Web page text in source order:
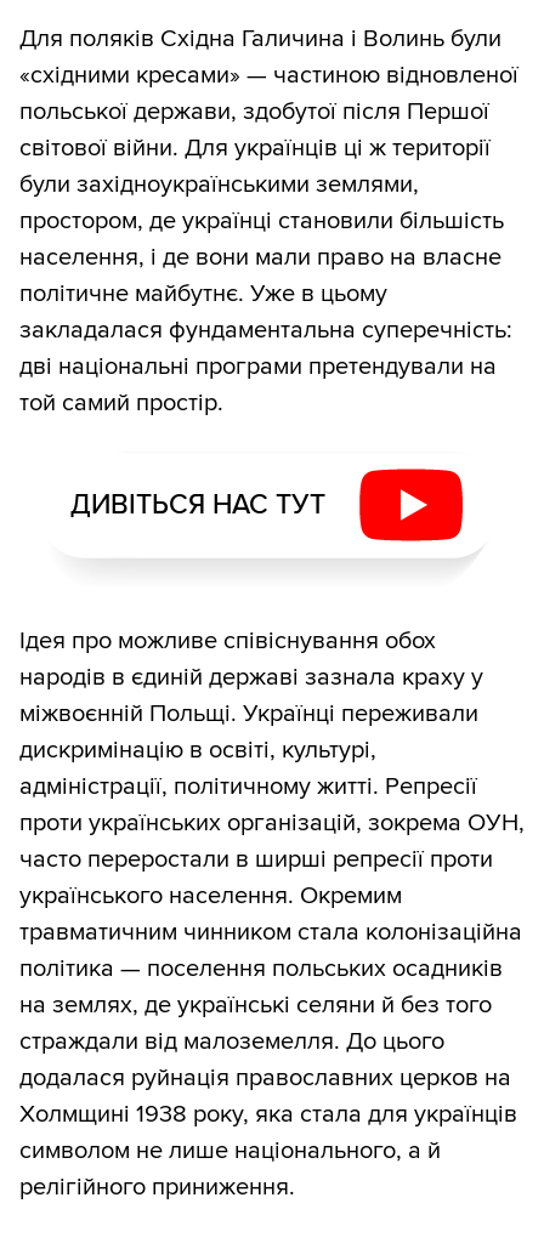
Для поляків Східна Галичина і Волинь були
«східними кресами» — частиною відновленої
польської держави, здобутої після Першої
світової війни. Для українців ці ж території
були західноукраїнськими землями,
простором, де українці становили більшість
населення, і де вони мали право на власне
політичне майбутнє. Уже в цьому
закладалася фундаментальна суперечність:
дві національні програми претендували на
той самий простір.
ДИВІТЬСЯ НАС ТУТ
Ідея про можливе співіснування обох
народів в єдиній державі зазнала краху у
міжвоєнній Польщі. Українці переживали
дискримінацію в освіті, культурі,
адміністрації, політичному житті. Репресії
проти українських організацій, зокрема ОУН,
часто переростали в ширші репресії проти
українського населення. Окремим
травматичним чинником стала колонізаційна
політика — поселення польських осадників
на землях, де українські селяни й без того
страждали від малоземелля. До цього
додалася руйнація православних церков на
Холмщині 1938 року, яка стала для українців
символом не лише національного, а й
релігійного приниження.